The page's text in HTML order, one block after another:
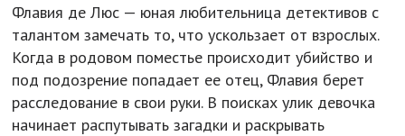
Флавия де Люс — юная любительница детективов с
талантом замечать то, что ускользает от взрослых.
Когда в родовом поместье происходит убийство и
под подозрение попадает ее отец, Флавия берет
расследование в свои руки. В поисках улик девочка
начинает распутывать загадки и раскрывать